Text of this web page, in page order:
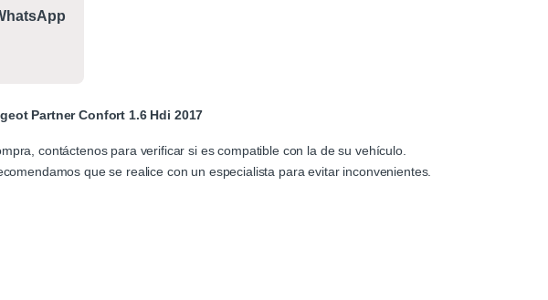
Partner Confort 1.6 Hdi 2017
contáctenos para verificar si es compatible con la de su vehículo.
que se realice con un especialista para evitar inconvenientes.